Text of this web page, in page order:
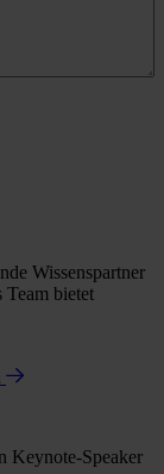
Wissenspartner
Team bietet
Keynote-Speaker